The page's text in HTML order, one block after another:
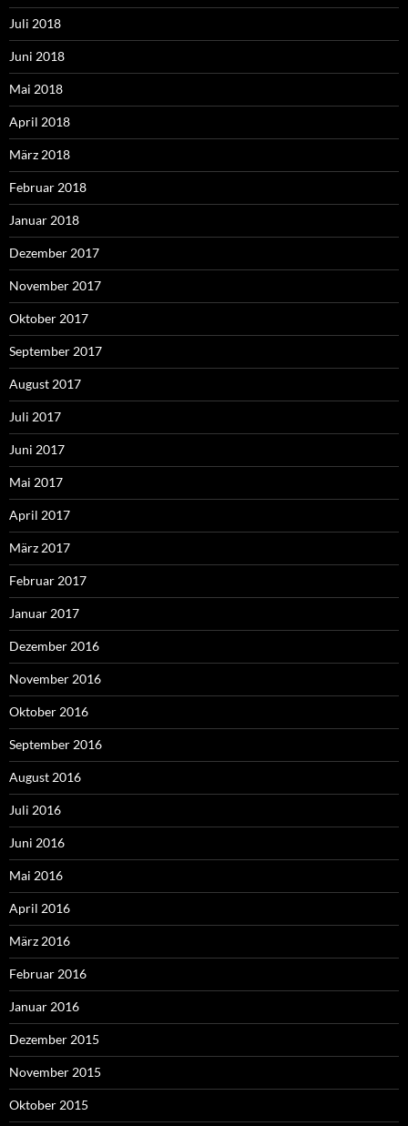
Juli 2018
Juni 2018
Mai 2018
April 2018
März 2018
Februar 2018
Januar 2018
Dezember 2017
November 2017
Oktober 2017
September 2017
August 2017
Juli 2017
Juni 2017
Mai 2017
April 2017
März 2017
Februar 2017
Januar 2017
Dezember 2016
November 2016
Oktober 2016
September 2016
August 2016
Juli 2016
Juni 2016
Mai 2016
April 2016
März 2016
Februar 2016
Januar 2016
Dezember 2015
November 2015
Oktober 2015